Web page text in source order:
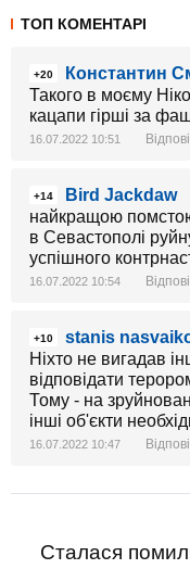
ТОП КОМЕНТАРІ
+20
Константин
Такого в моєму
кацапи гірші за
16.07.2022 10:51
+14
Bird Jackdaw
найкращою
в Севастополі
успішного
16.07.2022 10:54
+10
stanis
Ніхто не вигадав
відповідати
Тому - на
інші об'єкти
16.07.2022 10:47
Сталася